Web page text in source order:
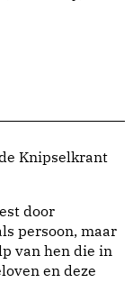
Knipselkrant
door
persoon, maar
van hen die in
en deze